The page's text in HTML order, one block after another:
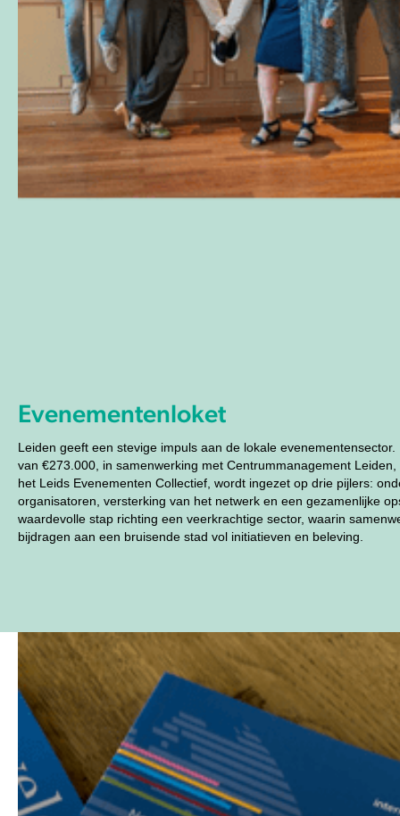
Evenementenloket
Leiden geeft een stevige impuls aan de lokale
van €273.000, in samenwerking met Centrummanagement
het Leids Evenementen Collectief, wordt ingezet op drie pijlers:
organisatoren, versterking van het netwerk en een gezamenlijke
waardevolle stap richting een veerkrachtige sector, waarin
bijdragen aan een bruisende stad vol initiatieven en beleving.